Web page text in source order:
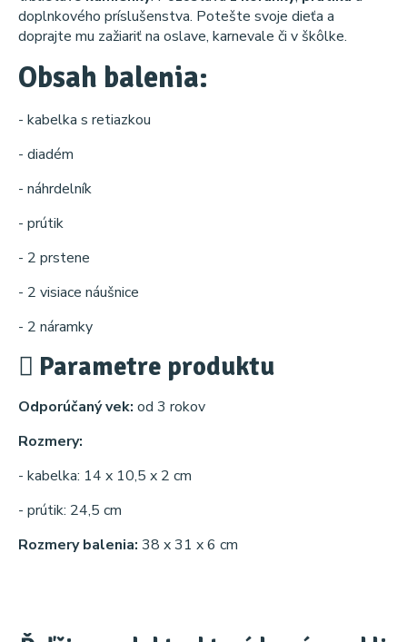
doplnkového príslušenstva. Potešte svoje dieťa a
doprajte mu zažiariť na oslave, karnevale či v škôlke.
Obsah balenia:
- kabelka s retiazkou
- diadém
- náhrdelník
- prútik
- 2 prstene
- 2 visiace náušnice
- 2 náramky
Parametre produktu
Odporúčaný vek: od 3 rokov
Rozmery:
- kabelka: 14 x 10,5 x 2 cm
- prútik: 24,5 cm
Rozmery balenia: 38 x 31 x 6 cm